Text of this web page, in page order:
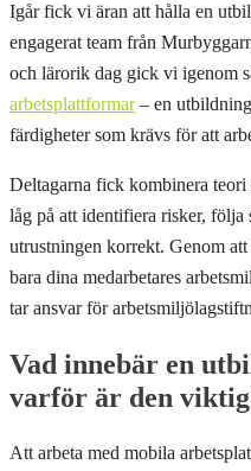
Igår fick vi äran att hålla en
engagerat team från
och lärorik dag gick vi igenom
arbetsplattformar– en
färdigheter som krävs för att
Deltagarna fick kombinera
låg på att identifiera risker, följa
utrustningen korrekt. Genom
bara dina medarbetares
tar ansvar för
Vad innebär en
varför är den
Att arbeta med mobila